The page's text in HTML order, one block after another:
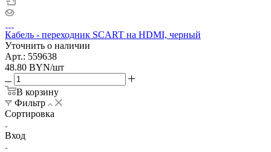
Кабель - переходник SCART на HDMI, черный
Уточнить о наличии
Арт.: 559638
48.80 BYN/шт
В корзину
Фильтр
Сортировка
Вход